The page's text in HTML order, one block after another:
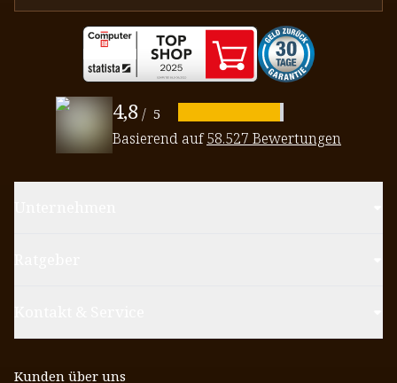
4,8/ 5
Basierend auf58.527 Bewertungen
Kunden über uns